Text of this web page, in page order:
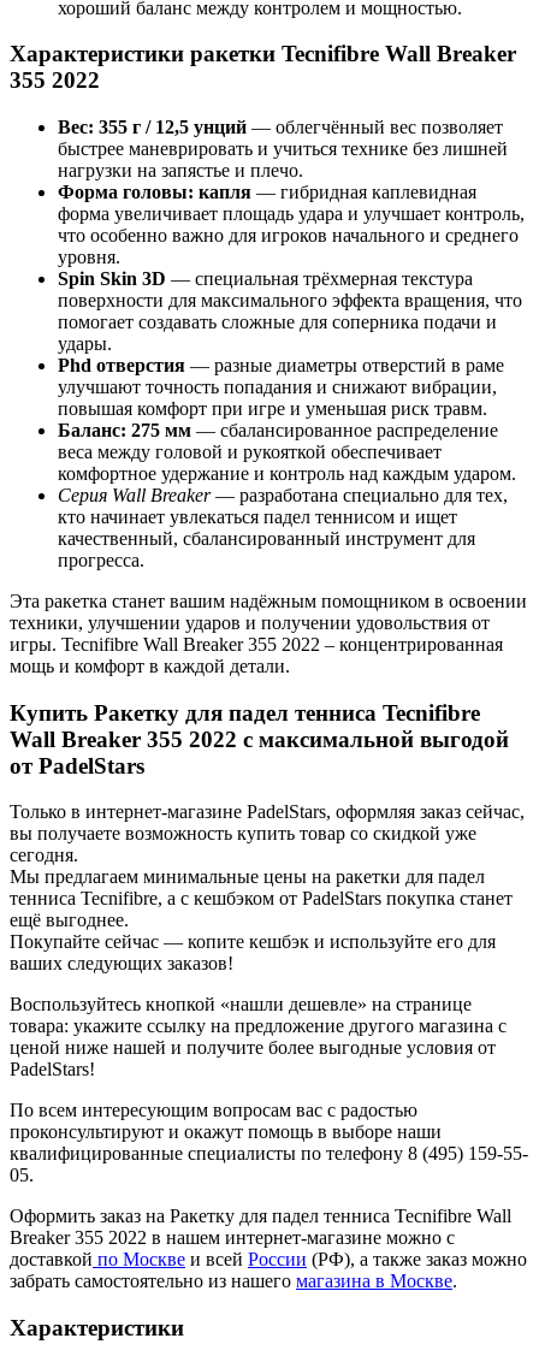
хороший баланс между контролем и мощностью.
Характеристики ракетки Tecnifibre Wall Breaker
355 2022
Вес: 355 г / 12,5 унций — облегчённый вес позволяет
быстрее маневрировать и учиться технике без лишней
нагрузки на запястье и плечо.
Форма головы: капля — гибридная каплевидная
форма увеличивает площадь удара и улучшает контроль,
что особенно важно для игроков начального и среднего
уровня.
Spin Skin 3D — специальная трёхмерная текстура
поверхности для максимального эффекта вращения, что
помогает создавать сложные для соперника подачи и
удары.
Phd отверстия — разные диаметры отверстий в раме
улучшают точность попадания и снижают вибрации,
повышая комфорт при игре и уменьшая риск травм.
Баланс: 275 мм — сбалансированное распределение
веса между головой и рукояткой обеспечивает
комфортное удержание и контроль над каждым ударом.
Серия Wall Breaker— разработана специально для тех,
кто начинает увлекаться падел теннисом и ищет
качественный, сбалансированный инструмент для
прогресса.
Эта ракетка станет вашим надёжным помощником в освоении
техники, улучшении ударов и получении удовольствия от
игры. Tecnifibre Wall Breaker 355 2022 – концентрированная
мощь и комфорт в каждой детали.
Купить Ракетку для падел тенниса Tecnifibre
Wall Breaker 355 2022 с максимальной выгодой
от PadelStars
Только в интернет-магазине PadelStars, оформляя заказ сейчас,
вы получаете возможность купить товар со скидкой уже
сегодня.
Мы предлагаем минимальные цены на ракетки для падел
тенниса Tecnifibre, а с кешбэком от PadelStars покупка станет
ещё выгоднее.
Покупайте сейчас — копите кешбэк и используйте его для
ваших следующих заказов!
Воспользуйтесь кнопкой «нашли дешевле» на странице
товара: укажите ссылку на предложение другого магазина с
ценой ниже нашей и получите более выгодные условия от
PadelStars!
По всем интересующим вопросам вас с радостью
проконсультируют и окажут помощь в выборе наши
квалифицированные специалисты по телефону 8 (495) 159-55-
05.
Оформить заказ на Ракетку для падел тенниса Tecnifibre Wall
Breaker 355 2022 в нашем интернет-магазине можно с
доставкой по Москве и всей России (РФ), а также заказ можно
забрать самостоятельно из нашего магазина в Москве.
Характеристики